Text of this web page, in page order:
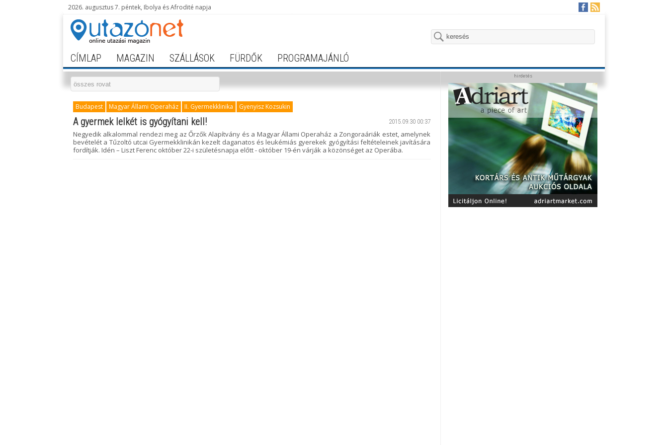
2026. augusztus 7. péntek, Ibolya és Afrodité napja
CÍMLAP MAGAZIN SZÁLLÁSOK FÜRDŐK PROGRAMAJÁNLÓ
Budapest Magyar Állami Operaház II. Gyermekklinika Gyenyisz Kozsukin
2015.09.30 00:37
A gyermek lelkét is gyógyítani kell!
Negyedik alkalommal rendezi meg az Őrzők Alapítvány és a Magyar Állami Operaház a Zongoraáriák estet, amelynek
bevételét a Tűzoltó utcai Gyermekklinikán kezelt daganatos és leukémiás gyerekek gyógyítási feltételeinek javítására
fordítják. Idén – Liszt Ferenc október 22-i születésnapja előtt - október 19-én várják a közönséget az Operába.
hirdetés